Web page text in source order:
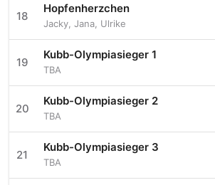
18
Hopfenherzchen
Jacky Jana Ulrike
19
Kubb-Olympiasieger 1
TBA
20
Kubb-Olympiasieger 2
TBA
21
Kubb-Olympiasieger 3
TBA